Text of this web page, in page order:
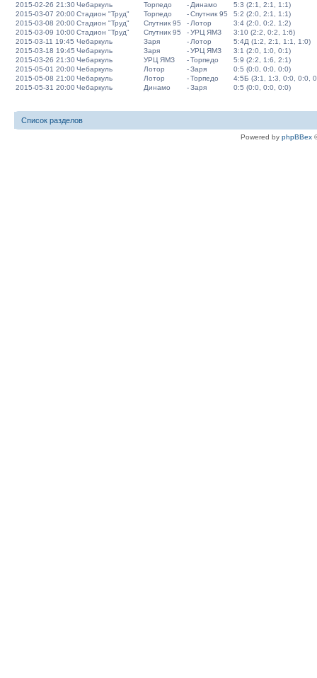
2015-02-26 21:30Чебаркуль Торпедо - Динамо
5:3 (2:1, 2:1, 1:1)
2015-03-07 20:00Стадион "Труд" Торпедо -Спутник 95
5:2 (2:0, 2:1, 1:1)
2015-03-08 20:00Стадион "Труд" Спутник 95 - Лотор
3:4 (2:0, 0:2, 1:2)
2015-03-09 10:00Стадион "Труд" Спутник 95 -УРЦ ЯМЗ
3:10 (2:2, 0:2, 1:6)
2015-03-11 19:45 Чебаркуль Заря - Лотор
5:4Д (1:2, 2:1, 1:1, 1:0)
2015-03-18 19:45 Чебаркуль Заря -УРЦ ЯМЗ
3:1 (2:0, 1:0, 0:1)
2015-03-26 21:30Чебаркуль УРЦ ЯМЗ -Торпедо
5:9 (2:2, 1:6, 2:1)
2015-05-01 20:00Чебаркуль Лотор -Заря
0:5 (0:0, 0:0, 0:0)
2015-05-08 21:00Чебаркуль Лотор -Торпедо
4:5Б (3:1, 1:3, 0:0, 0:0,
2015-05-31 20:00Чебаркуль Динамо -Заря 0:5 (0:0, 0:0, 0:0)
Список разделов
Powered by phpBBex